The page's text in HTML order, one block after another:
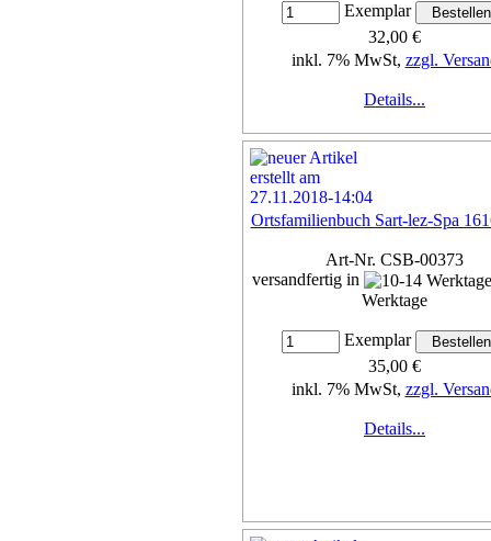
Exemplar
32,00 €
inkl. 7% MwSt, zzgl.
Details...
Ortsfamilienbuch Sart-lez-Spa
Art-Nr. CSB-00373
versandfertig in
Werktage
Exemplar
35,00 €
inkl. 7% MwSt, zzgl.
Details...